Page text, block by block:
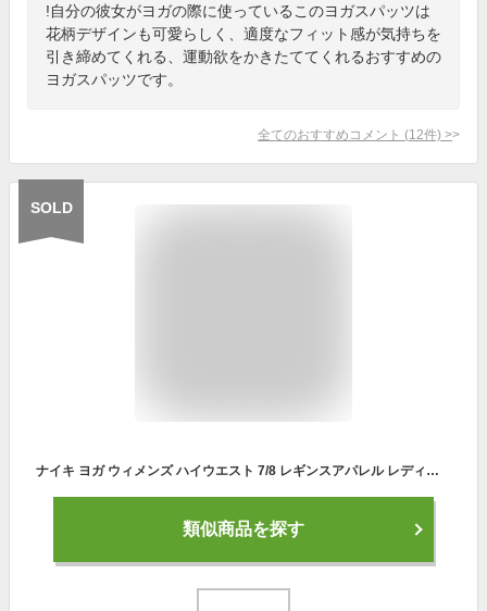
!自分の彼女がヨガの際に使っているこのヨガスパッツは
花柄デザインも可愛らしく、適度なフィット感が気持ちを
引き締めてくれる、運動欲をかきたててくれるおすすめの
ヨガスパッツです。
全てのおすすめコメント (12件) >
SOLD
ナイキ ヨガ ウィメンズ ハイウエスト 7/8 レギンスアパレル レディース スポーツ トレーニング フィットネス ヨガ ピラティス ジム タイツ レギンス 九分丈 サステナブル 冬のスポーツ 30%オフクーポン対象2/10限定
類似商品を探す